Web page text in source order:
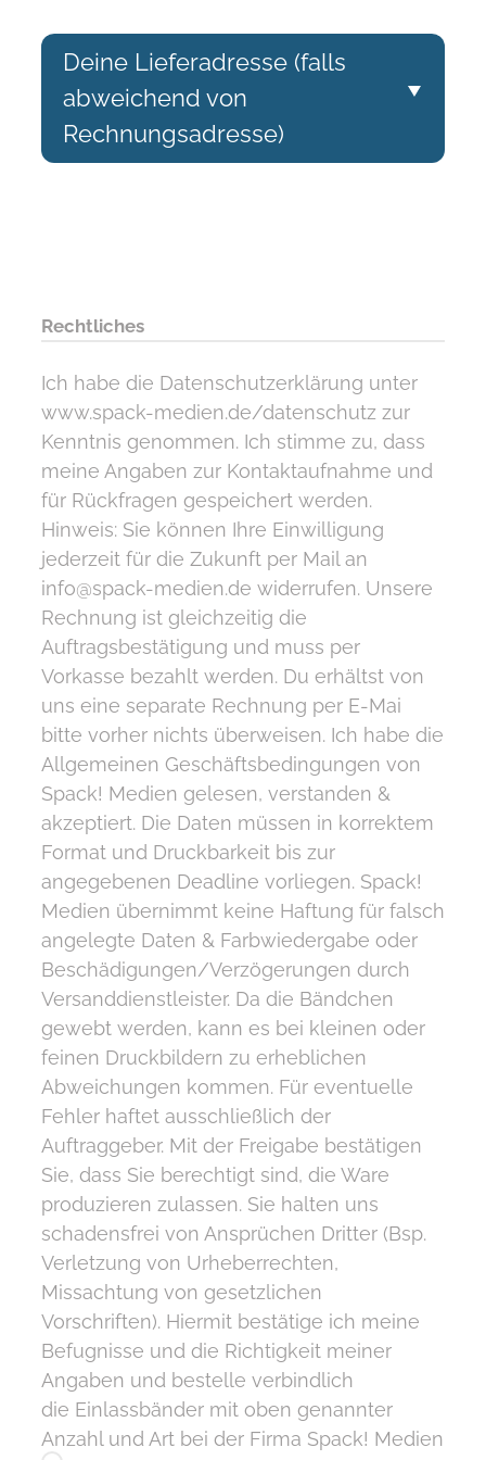
Subtotal
Deine Lieferadresse (falls
abweichend von
Rechnungsadresse)
Subtotal
Rechtliches
Ich habe die Datenschutzerklärung unter
www.spack-medien.de/datenschutz zur
Kenntnis genommen. Ich stimme zu, dass
meine Angaben zur Kontaktaufnahme und
für Rückfragen gespeichert werden.
Hinweis: Sie können Ihre Einwilligung
jederzeit für die Zukunft per Mail an
info@spack-medien.de widerrufen. Unsere
Rechnung ist gleichzeitig die
Auftragsbestätigung und muss per
Vorkasse bezahlt werden. Du erhältst von
uns eine separate Rechnung per E-Mai
bitte vorher nichts überweisen. Ich habe die
Allgemeinen Geschäftsbedingungen von
Spack! Medien gelesen, verstanden &
akzeptiert. Die Daten müssen in korrektem
Format und Druckbarkeit bis zur
angegebenen Deadline vorliegen. Spack!
Medien übernimmt keine Haftung für falsch
angelegte Daten & Farbwiedergabe oder
Beschädigungen/Verzögerungen durch
Versanddienstleister. Da die Bändchen
gewebt werden, kann es bei kleinen oder
feinen Druckbildern zu erheblichen
Abweichungen kommen. Für eventuelle
Fehler haftet ausschließlich der
Auftraggeber. Mit der Freigabe bestätigen
Sie, dass Sie berechtigt sind, die Ware
produzieren zulassen. Sie halten uns
schadensfrei von Ansprüchen Dritter (Bsp.
Verletzung von Urheberrechten,
Missachtung von gesetzlichen
Vorschriften). Hiermit bestätige ich meine
Befugnisse und die Richtigkeit meiner
Angaben und bestelle verbindlich
die Einlassbänder mit oben genannter
Anzahl und Art bei der Firma Spack! Medien